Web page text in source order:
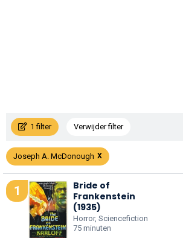
1 filter Verwijder filter
Joseph A. McDonough
1
Bride of
Frankenstein
(1935)
Horror, Sciencefiction
75 minuten